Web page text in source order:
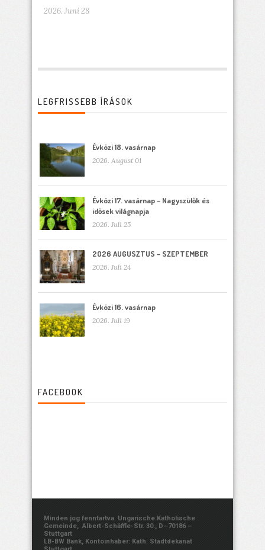
2026. Juni 28
LEGFRISSEBB ÍRÁSOK
Évközi 18. vasárnap
2026. August 01
Évközi 17. vasárnap – Nagyszülők és
idősek világnapja
2026. Juli 25
2026 AUGUSZTUS – SZEPTEMBER
2026. Juli 24
Évközi 16. vasárnap
2026. Juli 19
FACEBOOK
Minden jog fenntartva. Ungarische Katholische
Gemeinde, Albert-Schäffle-Str. 30., D–70186 –
Stuttgart
LB-BW Bank, Kontoinhaber: Kath. Stadtdekanat